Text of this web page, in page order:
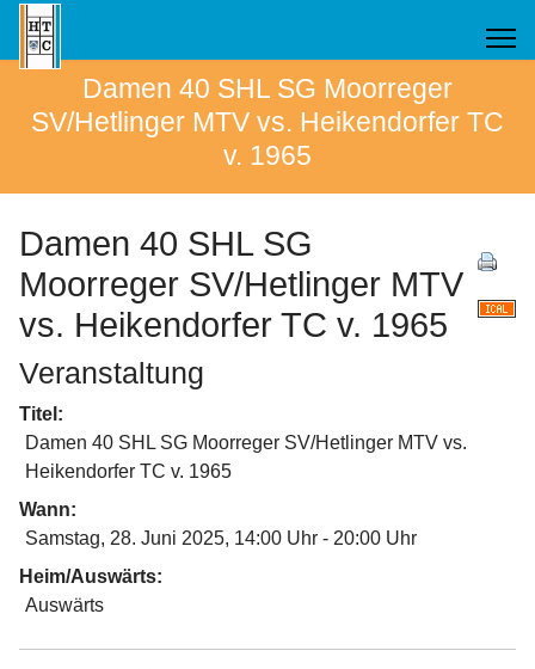
Damen 40 SHL SG Moorreger
SV/Hetlinger MTV vs. Heikendorfer TC
v. 1965
Damen 40 SHL SG
Moorreger SV/Hetlinger MTV
vs. Heikendorfer TC v. 1965
Veranstaltung
Titel:
Damen 40 SHL SG Moorreger SV/Hetlinger MTV vs.
Heikendorfer TC v. 1965
Wann:
Samstag, 28. Juni 2025, 14:00 Uhr - 20:00 Uhr
Heim/Auswärts:
Auswärts